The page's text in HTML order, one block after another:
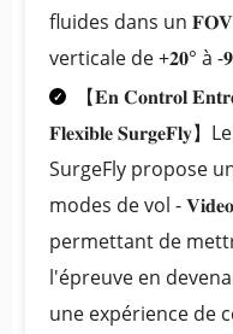
fluides dans un 𝐅𝐎𝐕
verticale de +𝟐𝟎° à -
【𝐄𝐧 𝐂𝐨𝐧𝐭𝐫𝐨𝐥
𝐅𝐥𝐞𝐱𝐢𝐛𝐥𝐞 𝐒𝐮𝐫𝐠𝐞𝐅𝐥𝐲
SurgeFly propose
modes de vol -
permettant de
l'épreuve en
une expérience de